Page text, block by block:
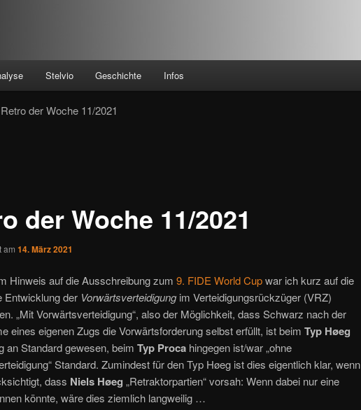
Stelvio Geschichte Infos
der Woche 11/2021
der Woche 11/2021
am 14. März 2021
Hinweis auf die Ausschreibung zum 9. FIDE World Cupwar ich kurz auf die
Entwicklung der Vorwärtsverteidigungim Verteidigungsrückzüger (VRZ)
„Mit Vorwärtsverteidigung“, also der Möglichkeit, dass Schwarz nach der
eines eigenen Zugs die Vorwärtsforderung selbst erfüllt, ist beim Typ Høeg
an Standard gewesen, beim Typ Procahingegen ist/war „ohne
Standard. Zumindest für den Typ Høeg ist dies eigentlich klar, wenn
dass Niels Høeg „Retraktorpartien“ vorsah: Wenn dabei nur eine
könnte, wäre dies ziemlich langweilig …